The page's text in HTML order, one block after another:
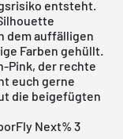
entsteht.
dem auffälligen
Farben gehüllt.
Pink, der rechte
euch gerne
die beigefügten
Next% 3